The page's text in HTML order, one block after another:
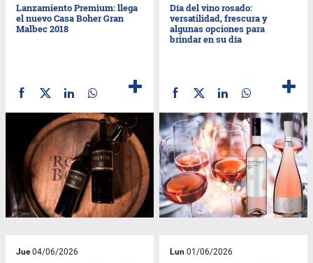
Lanzamiento Premium: llega
el nuevo Casa Boher Gran
Malbec 2018
Día del vino rosado:
versatilidad, frescura y
algunas opciones para
brindar en su día
Jue04/06/2026 Lun 01/06/2026